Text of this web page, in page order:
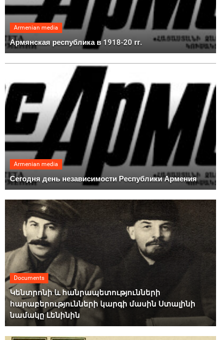
Armenian media
Армянская республика в 1918-20 гг.
Armenian media
Сегодня день независимости Республики Армения
Documents
Կենտրոնի և հանրապետությունների
հարաբերությունների կարգի մասին Ստալինի
նամակը Լենինին